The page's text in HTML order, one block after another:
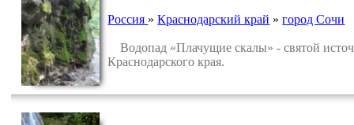
Россия »Краснодарский край »город Сочи
Водопад «Плачущие скалы» - святой
Краснодарского края.